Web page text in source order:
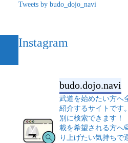
Tweets by budo_dojo_navi
Instagram
budo.dojo.navi
武道を始めたい方へ
紹介するサイトです。
別に検索できます！
載を希望される方へ
り上げたい気持ちで